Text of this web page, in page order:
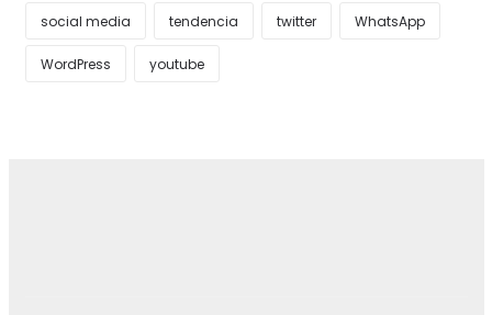
social media tendencia twitter WhatsApp
WordPress youtube